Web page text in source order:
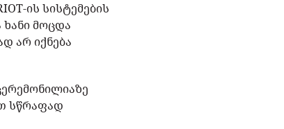
ის სისტემების
ხანი მოცდა
არ იქნება
სწრაფად